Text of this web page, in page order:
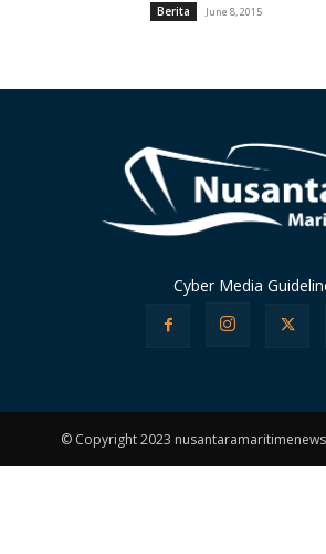
Berita June 8, 2015
Cyber Media
© Copyright 2023